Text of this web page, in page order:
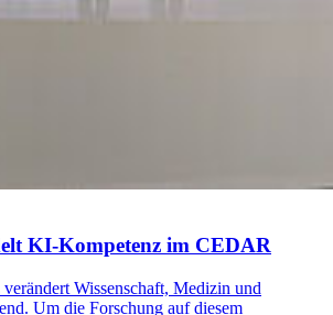
KI-Kompetenz im CEDAR
Wissenschaft, Medizin und
Um die Forschung auf diesem